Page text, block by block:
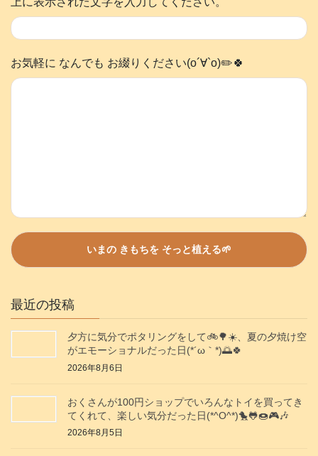
お気軽に なんでも お綴りください(о´∀`о)✏️🍀
最近の投稿
夕方に気分でポタリングをして🚲️🌳☀️、夏の夕焼け空
がエモーショナルだった日(⁠*⁠´⁠ω⁠｀⁠*⁠)🌅🍀
2026年8月6日
おくさんが100円ショップでいろんなトイを買ってき
てくれて、楽しい気分だった日(*^O^*)🐤🐸🍩🎮️🎶
2026年8月5日